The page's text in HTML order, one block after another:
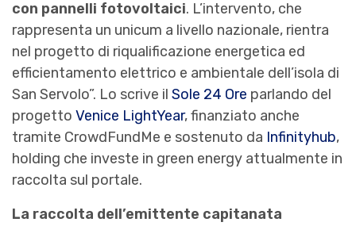
con pannelli fotovoltaici. L’intervento, che
rappresenta un unicum a livello nazionale, rientra
nel progetto di riqualificazione energetica ed
efficientamento elettrico e ambientale dell’isola di
San Servolo”. Lo scrive il Sole 24 Ore parlando del
progetto Venice LightYear, finanziato anche
tramite CrowdFundMe e sostenuto da Infinityhub,
holding che investe in green energy attualmente in
raccolta sul portale.
La raccolta dell’emittente capitanata